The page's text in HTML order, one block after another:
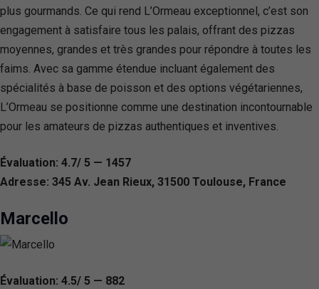
plus gourmands. Ce qui rend L’Ormeau exceptionnel, c’est son
engagement à satisfaire tous les palais, offrant des pizzas
moyennes, grandes et très grandes pour répondre à toutes les
faims. Avec sa gamme étendue incluant également des
spécialités à base de poisson et des options végétariennes,
L’Ormeau se positionne comme une destination incontournable
pour les amateurs de pizzas authentiques et inventives.
Évaluation: 4.7/ 5 — 1457
Adresse: 345 Av. Jean Rieux, 31500 Toulouse, France
Marcello
Évaluation: 4.5/ 5 — 882